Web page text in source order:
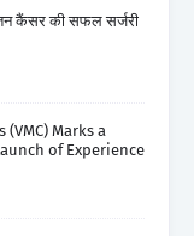
कैंसर की सफल सर्जरी
(VMC) Marks a
of Experience